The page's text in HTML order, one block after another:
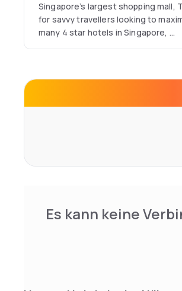
Singapore’s largest shopping
for savvy travellers looking to
many 4 star hotels in Singapore,
marks the launch of Travelodge
– a fantastic location for the
Es kann keine